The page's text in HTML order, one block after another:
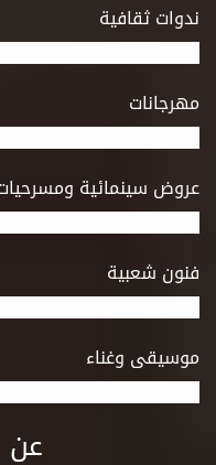
ندوات ثقافية
مهرجانات
عروض سينمائية
فنون شعبية
موسيقى وغناء
عن